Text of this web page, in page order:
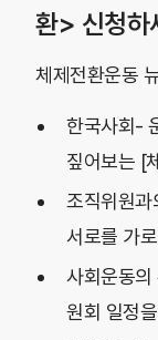
환> 신청하
체제전환운동
한국사회-
짚어보는 [
조직위원과
서로를 가
사회운동의
원회 일정